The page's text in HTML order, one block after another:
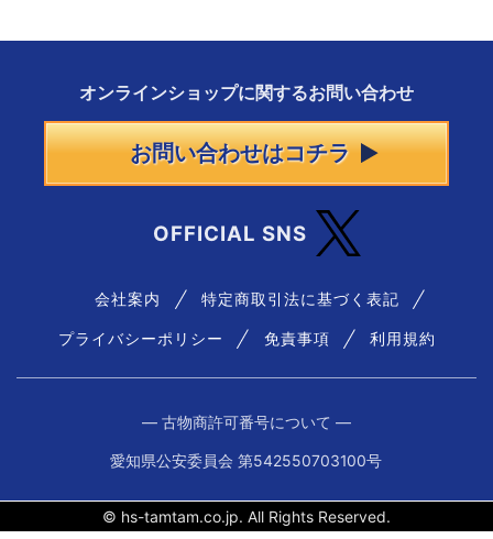
オンラインショップに関するお問い合わせ
お問い合わせはコチラ
OFFICIAL SNS
会社案内 特定商取引法に基づく表記
プライバシーポリシー 免責事項 利用規約
― 古物商許可番号について ―
愛知県公安委員会 第542550703100号
© hs-tamtam.co.jp. All Rights Reserved.